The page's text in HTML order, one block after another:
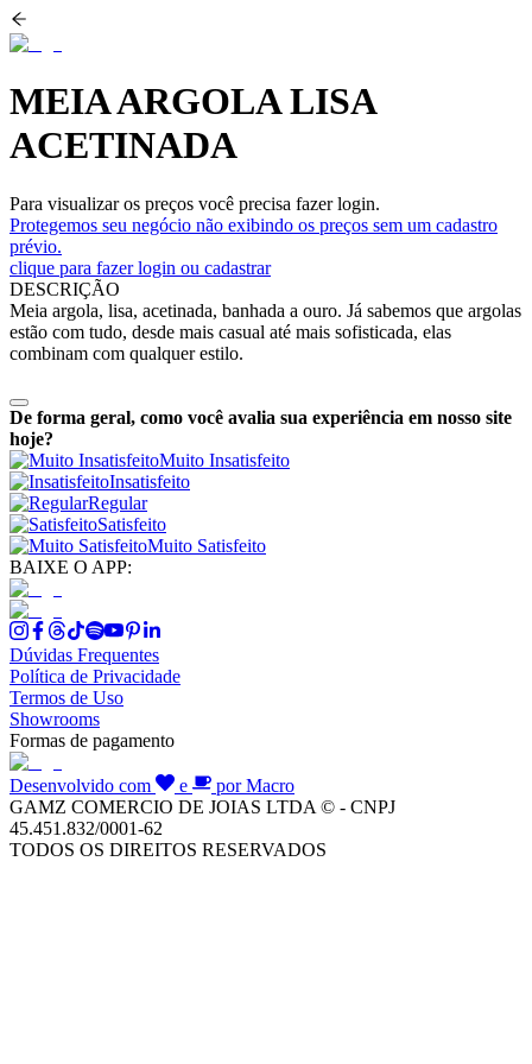
MEIA ARGOLA LISA
ACETINADA
Para visualizar os preços você precisa fazer login.
Protegemos seu negócio não exibindo os preços sem um cadastro
prévio.
clique para fazer login ou cadastrar
DESCRIÇÃO
Meia argola, lisa, acetinada, banhada a ouro. Já sabemos que argolas
estão com tudo, desde mais casual até mais sofisticada, elas
combinam com qualquer estilo.
De forma geral, como você avalia sua experiência em nosso site
hoje?
Muito Insatisfeito
Insatisfeito
Regular
Satisfeito
Muito Satisfeito
BAIXE O APP:
Dúvidas Frequentes
Política de Privacidade
Termos de Uso
Showrooms
Formas de pagamento
Desenvolvido com e
por Macro
GAMZ COMERCIO DE JOIAS LTDA © - CNPJ
45.451.832/0001-62
TODOS OS DIREITOS RESERVADOS